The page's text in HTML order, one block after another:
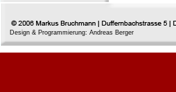
Design & Programmierung: Andreas Berger